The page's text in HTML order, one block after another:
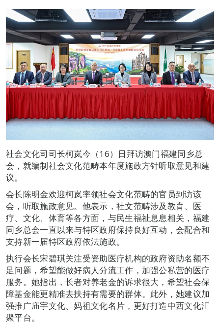
社会文化司司长柯岚今（16）日拜访澳门福建同乡总
会，就编制社会文化范畴本年度施政方针听取意见和建
议。
会长陈明金欢迎柯岚率领社会文化范畴的官员到访该
会，听取施政意见。他表示，社文范畴涉及教育、医
疗、文化、体育等各方面，与民生福祉息息相关，福建
同乡总会一直以来与特区政府保持良好互动，会配合和
支持新一届特区政府依法施政。
执行会长宋碧琪关注受资助医疗机构的政府资助名额不
足问题，希望能做好病人分流工作，加强公私营的医疗
服务。她指出，长者对养老金的诉求很大，希望社会保
障基金能更精准去扶持有需要的群体。此外，她建议加
强推广庙宇文化、妈祖文化名片，更好打造中西文化汇
聚平台。